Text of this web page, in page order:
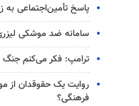
پاسخ تأمین‌اجتماعی به
سامانه ضد موشکی
ترامپ: فکر می‌کنم جنگ
روایت یک حقوقدان از
فرهنگی؟